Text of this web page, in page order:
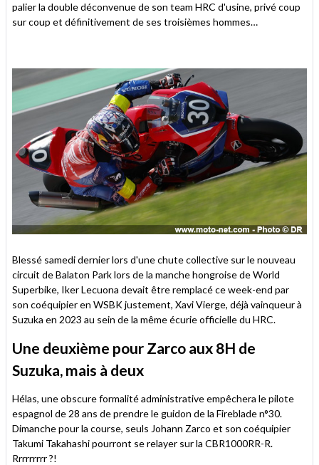
palier la double déconvenue de son team HRC d'usine, privé coup
sur coup et définitivement de ses troisièmes hommes…
Blessé samedi dernier lors d'une chute collective sur le nouveau
circuit de Balaton Park lors de la manche hongroise de World
Superbike, Iker Lecuona devait être remplacé ce week-end par
son coéquipier en WSBK justement, Xavi Vierge, déjà vainqueur à
Suzuka en 2023 au sein de la même écurie officielle du HRC.
Une deuxième pour Zarco aux 8H de
Suzuka, mais à deux
Hélas, une obscure formalité administrative empêchera le pilote
espagnol de 28 ans de prendre le guidon de la Fireblade n°30.
Dimanche pour la course, seuls Johann Zarco et son coéquipier
Takumi Takahashi pourront se relayer sur la CBR1000RR-R.
Rrrrrrrrr ?!